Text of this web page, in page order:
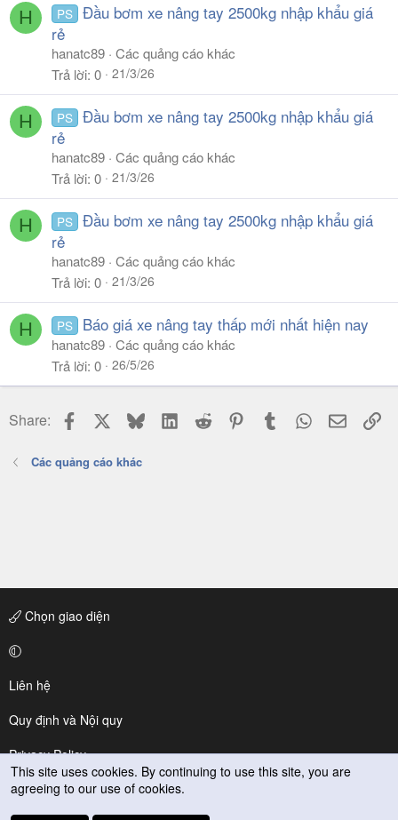
H PS Đầu bơm xe nâng tay 2500kg nhập khẩu giá
rẻ
hanatc89 Các quảng cáo khác
Trả lời 0 21/3/26
H PS Đầu bơm xe nâng tay 2500kg nhập khẩu giá
rẻ
hanatc89 Các quảng cáo khác
Trả lời 0 21/3/26
H PS Đầu bơm xe nâng tay 2500kg nhập khẩu giá
rẻ
hanatc89 Các quảng cáo khác
Trả lời 0 21/3/26
H PS Báo giá xe nâng tay thấp mới nhất hiện nay
hanatc89 Các quảng cáo khác
Trả lời 0 26/5/26
Share: Facebook BlueskyLinkedIn
Reddit PinterestTumblr WhatsApp
Email
Các quảng cáo khác
Chọn giao diện
Liên hệ
Quy định và Nội quy
Privacy Policy
Trợ giúp
This site uses cookies. By continuing to use this site, you are
agreeing to our use of cookies.